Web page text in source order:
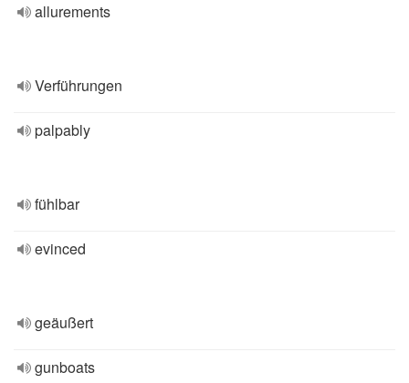
allurements
Verführungen
palpably
fühlbar
evinced
geäußert
gunboats